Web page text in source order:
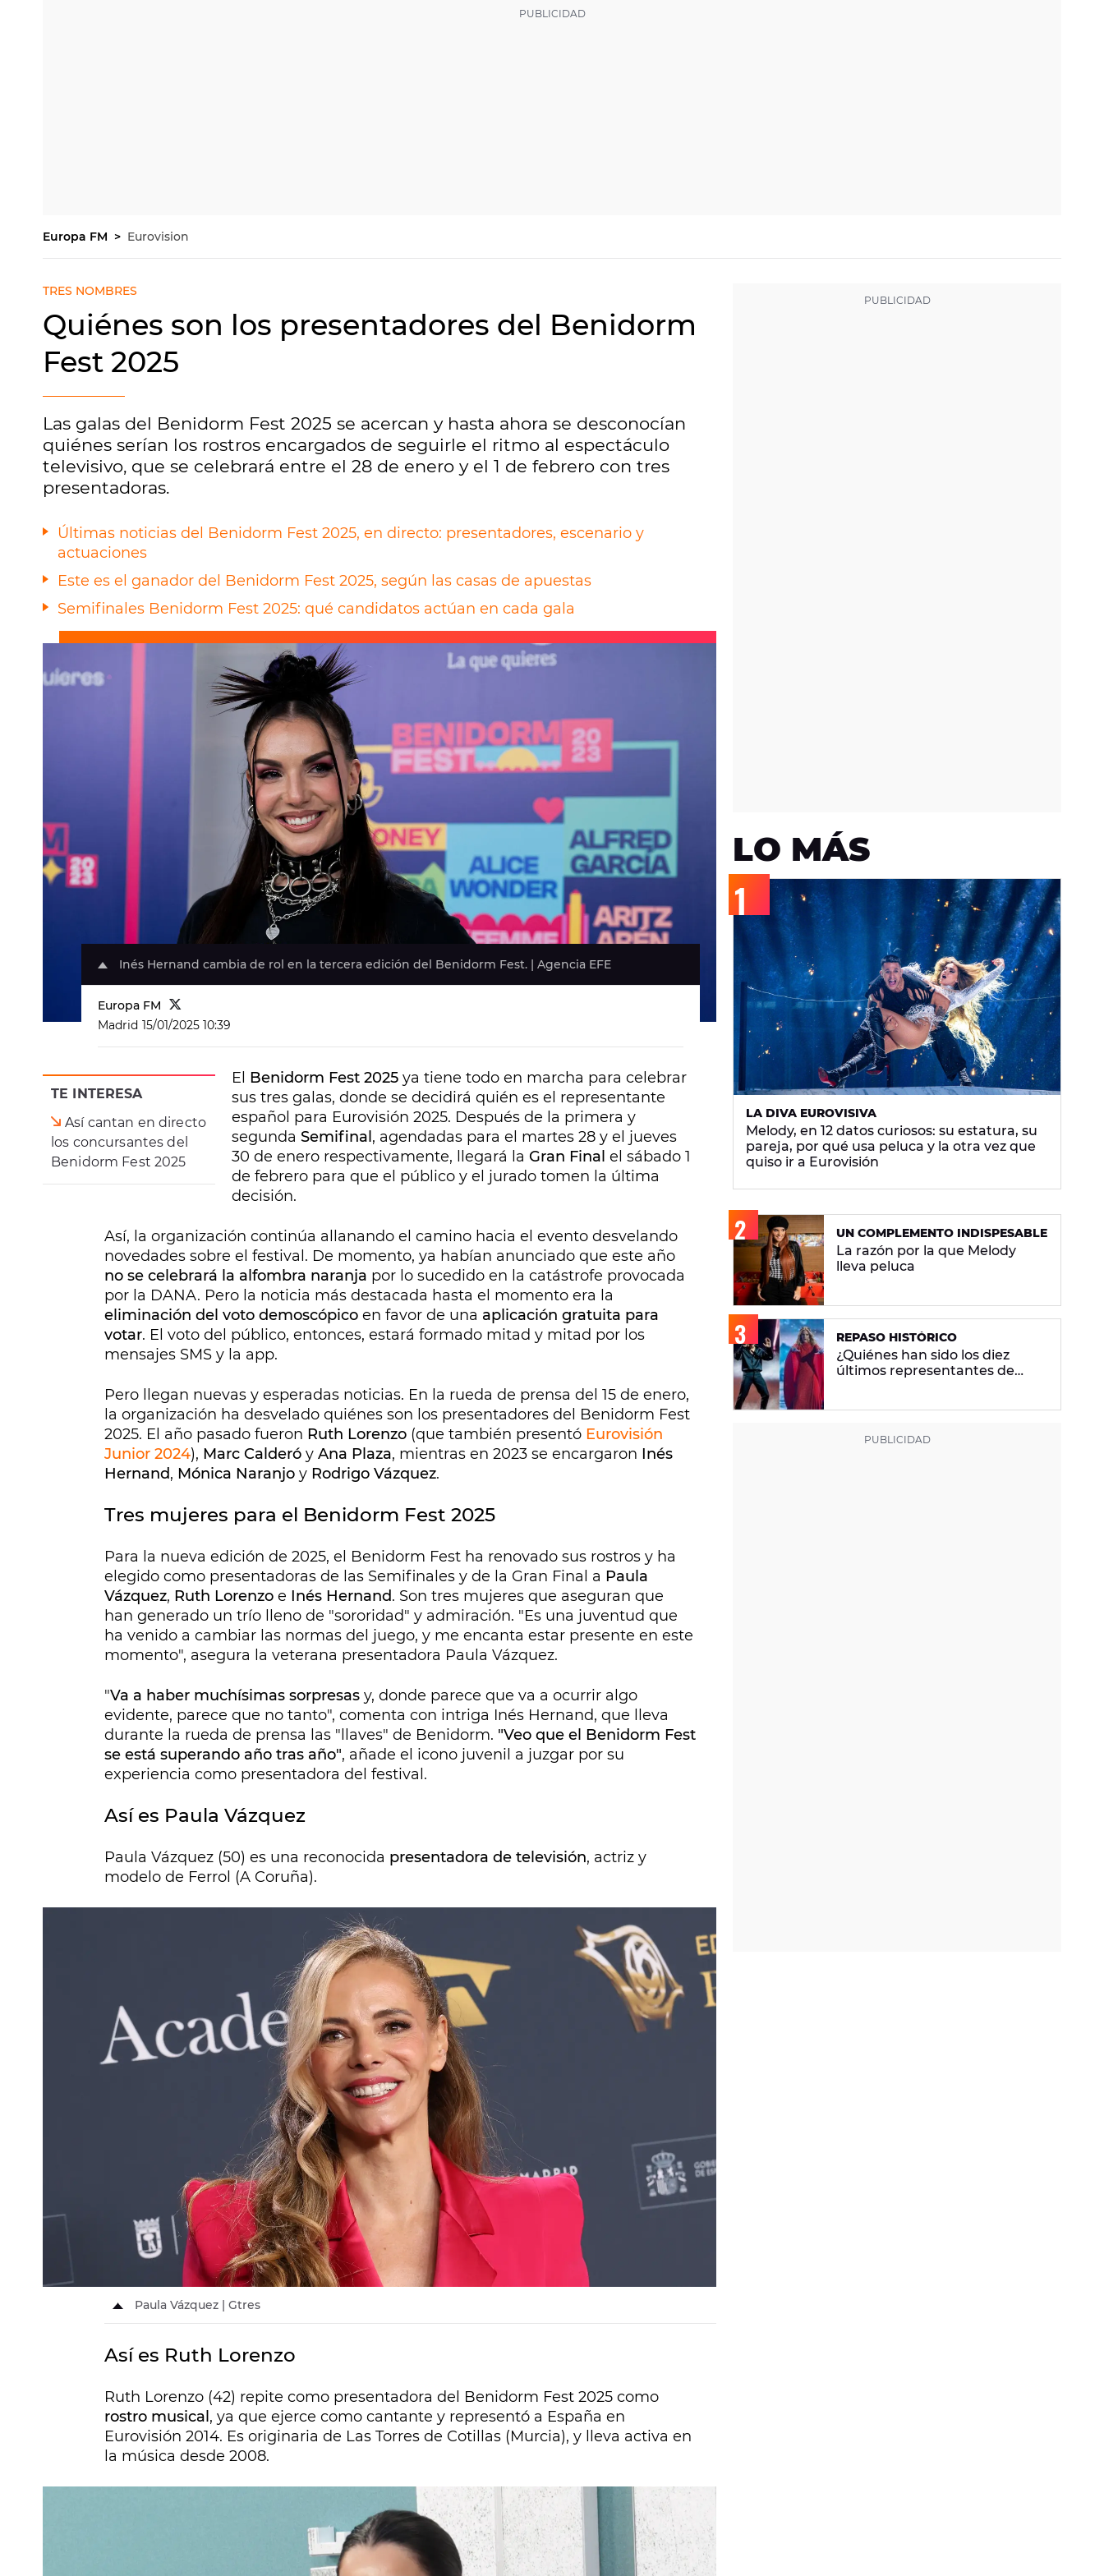
Europa FM Eurovision
TRES NOMBRES
Quiénes son los presentadores del Benidorm
Fest 2025
Las galas del Benidorm Fest 2025 se acercan y hasta ahora se desconocían
quiénes serían los rostros encargados de seguirle el ritmo al espectáculo
televisivo, que se celebrará entre el 28 de enero y el 1 de febrero con tres
presentadoras.
Últimas noticias del Benidorm Fest 2025, en directo: presentadores, escenario y
actuaciones
Este es el ganador del Benidorm Fest 2025, según las casas de apuestas
Semifinales Benidorm Fest 2025: qué candidatos actúan en cada gala
Inés Hernand cambia de rol en la tercera edición del Benidorm Fest. | Agencia EFE
Europa FM
Madrid 15/01/2025 10:39
TE INTERESA
Así cantan en directo
los concursantes del
Benidorm Fest 2025
El Benidorm Fest 2025 ya tiene todo en marcha para celebrar
sus tres galas, donde se decidirá quién es el representante
español para Eurovisión 2025. Después de la primera y
segunda Semifinal , agendadas para el martes 28 y el jueves
30 de enero respectivamente, llegará la Gran Final el sábado 1
de febrero para que el público y el jurado tomen la última
decisión.
Así, la organización continúa allanando el camino hacia el evento desvelando
novedades sobre el festival. De momento, ya habían anunciado que este año
no se celebrará la alfombra naranja por lo sucedido en la catástrofe provocada
por la DANA. Pero la noticia más destacada hasta el momento era la
eliminación del voto demoscópico en favor de una aplicación gratuita para
votar. El voto del público, entonces, estará formado mitad y mitad por los
mensajes SMS y la app.
Pero llegan nuevas y esperadas noticias. En la rueda de prensa del 15 de enero,
la organización ha desvelado quiénes son los presentadores del Benidorm Fest
2025. El año pasado fueron Ruth Lorenzo (que también presentó Eurovisión
Junior 2024), Marc Calderó y Ana Plaza, mientras en 2023 se encargaron Inés
Hernand, Mónica Naranjo y Rodrigo Vázquez.
Tres mujeres para el Benidorm Fest 2025
Para la nueva edición de 2025, el Benidorm Fest ha renovado sus rostros y ha
elegido como presentadoras de las Semifinales y de la Gran Final a Paula
Vázquez, Ruth Lorenzo e Inés Hernand. Son tres mujeres que aseguran que
han generado un trío lleno de "sororidad" y admiración. "Es una juventud que
ha venido a cambiar las normas del juego, y me encanta estar presente en este
momento", asegura la veterana presentadora Paula Vázquez.
"Va a haber muchísimas sorpresas y, donde parece que va a ocurrir algo
evidente, parece que no tanto", comenta con intriga Inés Hernand, que lleva
durante la rueda de prensa las "llaves" de Benidorm. "Veo que el Benidorm Fest
se está superando año tras año", añade el icono juvenil a juzgar por su
experiencia como presentadora del festival.
Así es Paula Vázquez
Paula Vázquez (50) es una reconocida presentadora de televisión, actriz y
modelo de Ferrol (A Coruña).
Paula Vázquez | Gtres
Así es Ruth Lorenzo
Ruth Lorenzo (42) repite como presentadora del Benidorm Fest 2025 como
rostro musical, ya que ejerce como cantante y representó a España en
Eurovisión 2014. Es originaria de Las Torres de Cotillas (Murcia), y lleva activa en
la música desde 2008.
LO MÁS
LA DIVA EUROVISIVA
Melody, en 12 datos curiosos: su estatura, su
pareja, por qué usa peluca y la otra vez que
quiso ir a Eurovisión
UN COMPLEMENTO INDISPESABLE
La razón por la que Melody
lleva peluca
REPASO HISTÓRICO
¿Quiénes han sido los diez
últimos representantes de